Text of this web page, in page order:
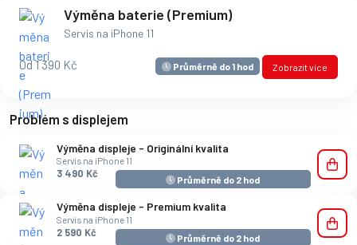
Výměna baterie (Premium)
Servis na iPhone 11
Od 1 390 Kč Průměrně do 1 hod Zobrazit více
Problém s displejem
Výměna displeje - Originální kvalita
Servis na iPhone 11
3 490 Kč
Průměrně do 2 hod
Výměna displeje - Premium kvalita
Servis na iPhone 11
2 590 Kč
Průměrně do 2 hod